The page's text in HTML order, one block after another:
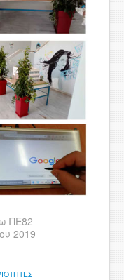
ΠΕ82
2019
|